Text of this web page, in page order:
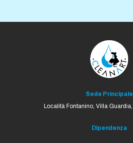
Sede Principale
Località Fontanino, Villa Guardia,
Dipendenza